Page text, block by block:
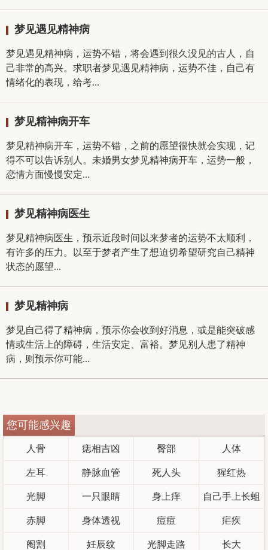
梦见遇见精神病
梦见遇见精神病，运势不错，将会遇到很久没见的古人，自
己非常的高兴。求职者梦见遇见精神病，运势不佳，自己有
情绪化的表现，给考...
梦见精神病开车
梦见精神病开车，运势不错，之前的愿望很快就会实现，记
得不可以告诉别人。未婚男女梦见精神病开车，运势一般，
恋情方面慢慢安定...
梦见精神病医生
梦见精神病医生，预示近段时间以来梦者的运势不太顺利，
有许多的压力。以至于梦者产生了想迫切希望研究自己精神
状态的愿望...
梦见精神病
梦见自己得了精神病，预示你会收到好消息，或是能突破感
情或生活上的障碍，生活安定、富裕。梦见别人患了精神
病，则预示你可能...
您可能感兴趣
人骨 痣相吉凶 臀部 人体
左耳 静脉血管 死人头 猩红热
光脚 一只眼睛 身上痒 自己手上长蛆
赤脚 身体透视 痘痘 疟疾
阉割 妊辰纹 光脚走路 长大